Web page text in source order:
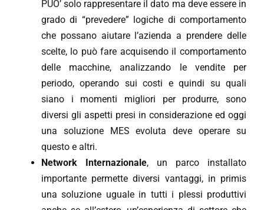
PUO’ solo rappresentare il dato ma deve essere in
grado di “prevedere” logiche di comportamento
che possano aiutare l’azienda a prendere delle
scelte, lo può fare acquisendo il comportamento
delle macchine, analizzando le vendite per
periodo, operando sui costi e quindi su quali
siano i momenti migliori per produrre, sono
diversi gli aspetti presi in considerazione ed oggi
una soluzione MES evoluta deve operare su
questo e altri.
Network Internazionale, un parco installato
importante permette diversi vantaggi, in primis
una soluzione uguale in tutti i plessi produttivi